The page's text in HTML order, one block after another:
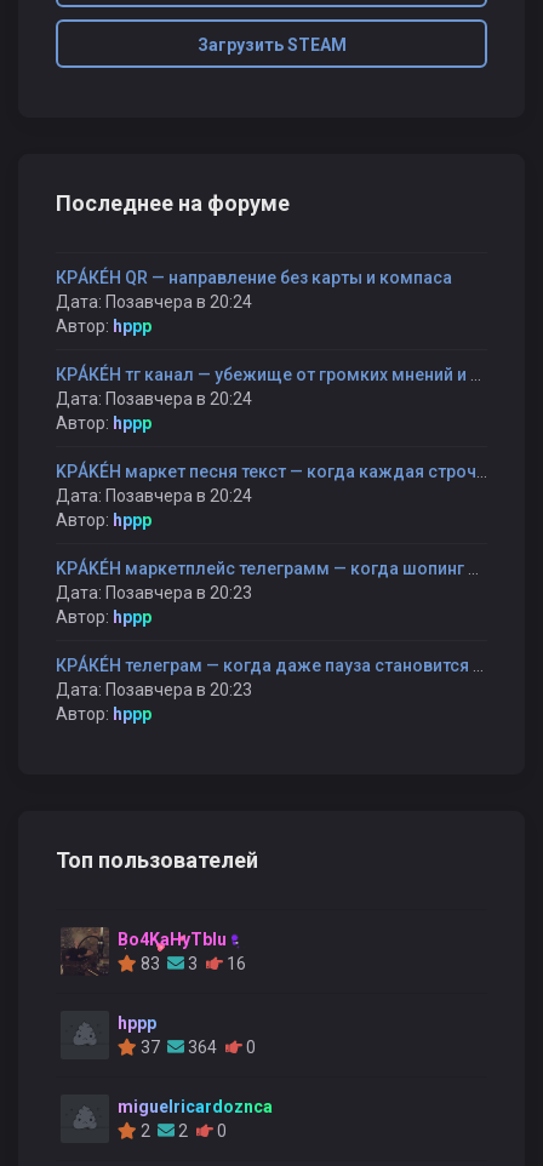
Загрузить STEAM
Последнее на форуме
КРÁКÉН QR — направление без карты и компаса
Дата: Позавчера в 20:24
Автор: hppp
Дата: Позавчера в 20:24
Автор: hppp
Дата: Позавчера в 20:24
Автор: hppp
Дата: Позавчера в 20:23
Автор: hppp
Дата: Позавчера в 20:23
Автор: hppp
Топ пользователей
Bo4KaHyTblu
83
3 16
hppp
37
364 0
miguelricardoznca
2
2 0